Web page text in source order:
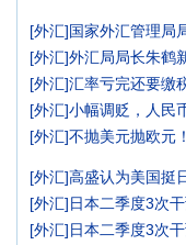
[外汇]国家外汇管理局
[外汇]外汇局局长朱鹤
[外汇]汇率亏完还要缴
[外汇]小幅调贬，人民
[外汇]不抛美元抛欧元
[外汇]高盛认为美国挺
[外汇]日本二季度3次
[外汇]日本二季度3次